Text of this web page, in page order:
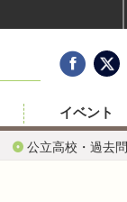
公立高校・過去問
イベント